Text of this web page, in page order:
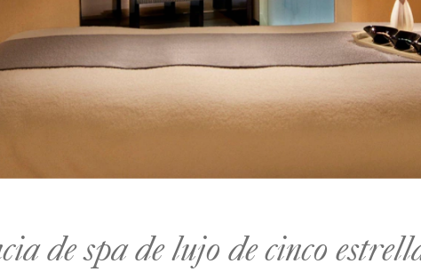
de spa de lujo de cinco